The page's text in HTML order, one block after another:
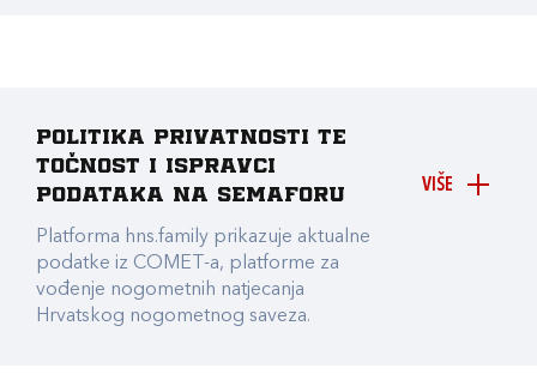
VIŠE
Politika privatnosti te
točnost i ispravci
podataka na Semaforu
Platforma hns.family prikazuje aktualne
podatke iz COMET-a, platforme za
vođenje nogometnih natjecanja
Hrvatskog nogometnog saveza.